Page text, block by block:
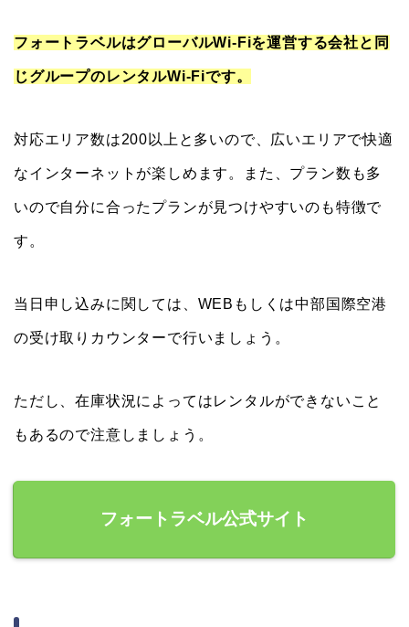
フォートラベルはグローバルWi-Fiを運営する会社と同
じグループのレンタルWi-Fiです。
対応エリア数は200以上と多いので、広いエリアで快適
なインターネットが楽しめます。また、プラン数も多
いので自分に合ったプランが見つけやすいのも特徴で
す。
当日申し込みに関しては、WEBもしくは中部国際空港
の受け取りカウンターで行いましょう。
ただし、在庫状況によってはレンタルができないこと
もあるので注意しましょう。
フォートラベル公式サイト